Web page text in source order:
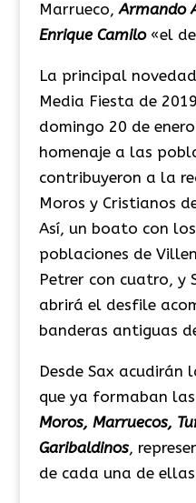
Marrueco,Armando
Enrique Camilo «el
La principal
Media Fiesta de
domingo 20 de
homenaje a las
contribuyeron a la
Moros y Cristianos
Así, un boato con
poblaciones de
Petrer con cuatro, y
abrirá el desfile
banderas antiguas
Desde Sax acudirán
que ya formaban
Moros, Marruecos,
Garibaldinos,
de cada una de